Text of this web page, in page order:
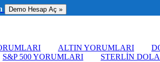
Demo Hesap Aç »
ALTIN YORUMLARI
S&P 500 YORUMLARI STERLİN